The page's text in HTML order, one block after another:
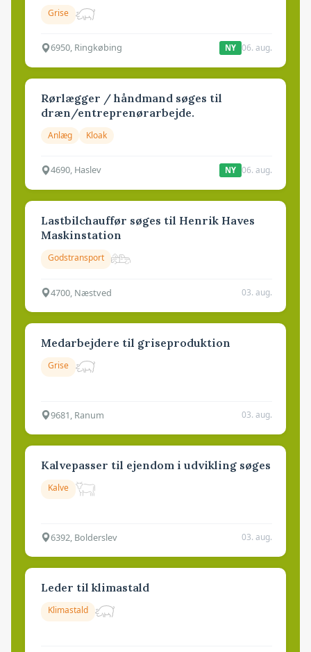
Grise
6950, Ringkøbing NY 06. aug.
Rørlægger / håndmand søges til
dræn/entreprenørarbejde.
Anlæg Kloak
4690, Haslev NY 06. aug.
Lastbilchauffør søges til Henrik Haves
Maskinstation
Godstransport
4700, Næstved 03. aug.
Medarbejdere til griseproduktion
Grise
9681, Ranum 03. aug.
Kalvepasser til ejendom i udvikling søges
Kalve
6392, Bolderslev 03. aug.
Leder til klimastald
Klimastald